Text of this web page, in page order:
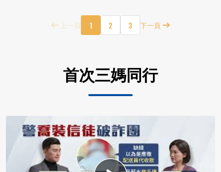
上一頁 1 2 3 下一頁
首次三媽同行